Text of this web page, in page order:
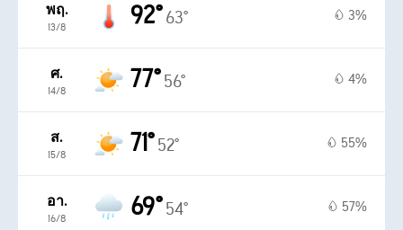
พฤ.
13/8 92° 63° 3%
ศ.
14/8 77° 56° 4%
ส.
15/8 71° 52° 55%
อา.
16/8 69° 54° 57%